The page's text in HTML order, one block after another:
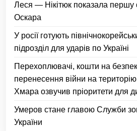
Леся — Нікітюк показала першу
Оскара
У росії готують
підрозділ для ударів по Україні
Перехоплювачі, кошти на
перенесення війни на територію
Хмара озвучив пріоритети для
Умеров стане главою Служби
України